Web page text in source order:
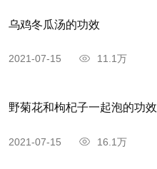
乌鸡冬瓜汤的功效
2021-07-15 11.1万
野菊花和枸杞子一起泡的功效
2021-07-15 16.1万